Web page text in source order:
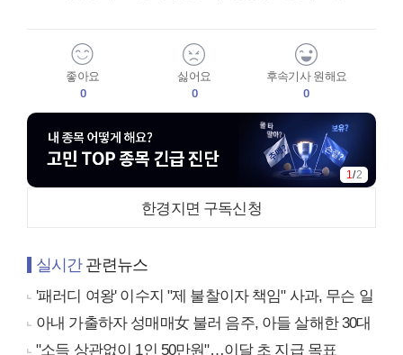
좋아요
0
싫어요
0
후속기사 원해요
0
2/2
한경지면 구독신청
실시간관련뉴스
'패러디 여왕' 이수지 "제 불찰이자 책임" 사과, 무슨 일
아내 가출하자 성매매女 불러 음주, 아들 살해한 30대
"소득 상관없이 1인 50만원"…이달 초 지급 목표